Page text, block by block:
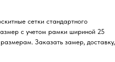
сетки стандартного
с учетом рамки шириной 25
Заказать замер, доставку,